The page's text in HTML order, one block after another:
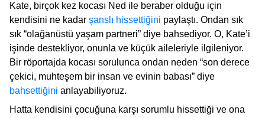
Kate, birçok kez kocası Ned ile beraber olduğu için
kendisini ne kadar şanslı hissettiğini paylaştı. Ondan sık
sık “olağanüstü yaşam partneri” diye bahsediyor. O, Kate’i
işinde destekliyor, onunla ve küçük aileleriyle ilgileniyor.
Bir röportajda kocası sorulunca ondan neden “son derece
çekici, muhteşem bir insan ve evinin babası” diye
bahsettiğini anlayabiliyoruz.
Hatta kendisini çocuğuna karşı sorumlu hissettiği ve ona